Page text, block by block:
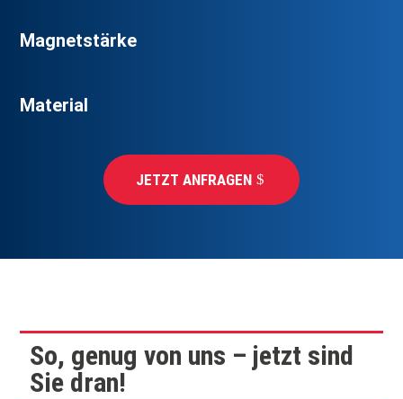
Magnetstärke
Material
JETZT ANFRAGEN
So, genug von uns – jetzt sind
Sie dran!